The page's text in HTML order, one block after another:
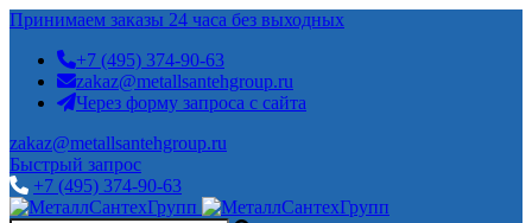
Принимаем заказы 24 часа без выходных
+7 (495) 374-90-63
zakaz@metallsantehgroup.ru
Через форму запроса с сайта
zakaz@metallsantehgroup.ru
Быстрый запрос
+7 (495) 374-90-63